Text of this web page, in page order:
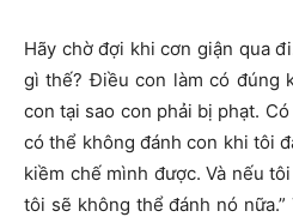
Hãy chờ đợi khi cơn giận qua
gì thế? Điều con làm có đúng
con tại sao con phải bị phạt.
có thể không đánh con khi tôi
kiềm chế mình được. Và nếu
tôi sẽ không thể đánh nó